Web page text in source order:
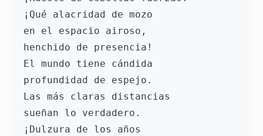
¡Qué alacridad de mozo
en el espacio airoso,
henchido de presencia!
El mundo tiene cándida
profundidad de espejo.
Las más claras distancias
sueñan lo verdadero.
¡Dulzura de los años